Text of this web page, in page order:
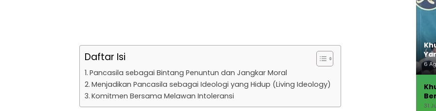
Daftar Isi
Pancasila sebagai Bintang Penuntun dan Jangkar Moral
Menjadikan Pancasila sebagai Ideologi yang Hidup (Living Ideology)
Komitmen Bersama Melawan Intoleransi
6
31